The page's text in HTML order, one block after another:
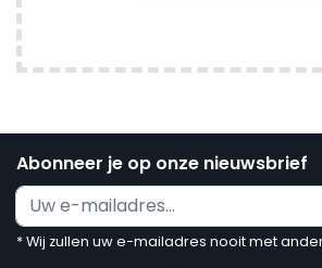
Abonneer je op onze nieuwsbrief
* Wij zullen uw e-mailadres nooit met